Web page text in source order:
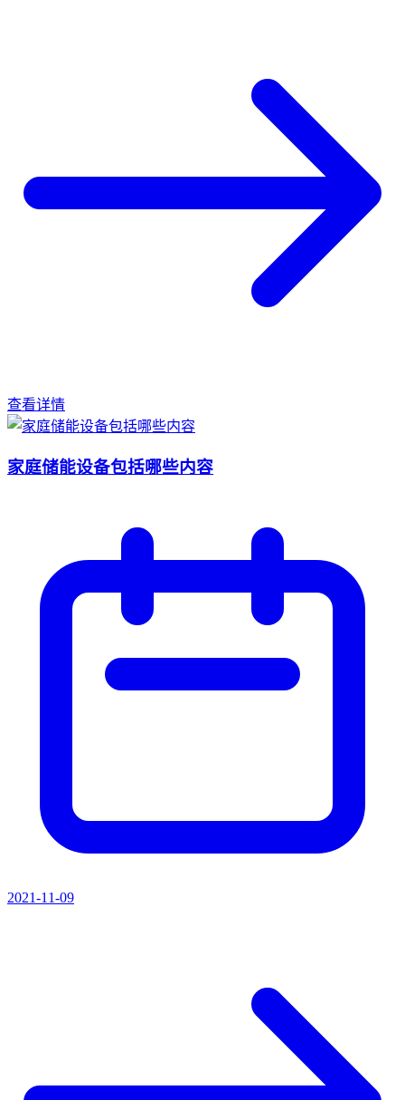
查看详情
家庭储能设备包括哪些内容
2021-11-09